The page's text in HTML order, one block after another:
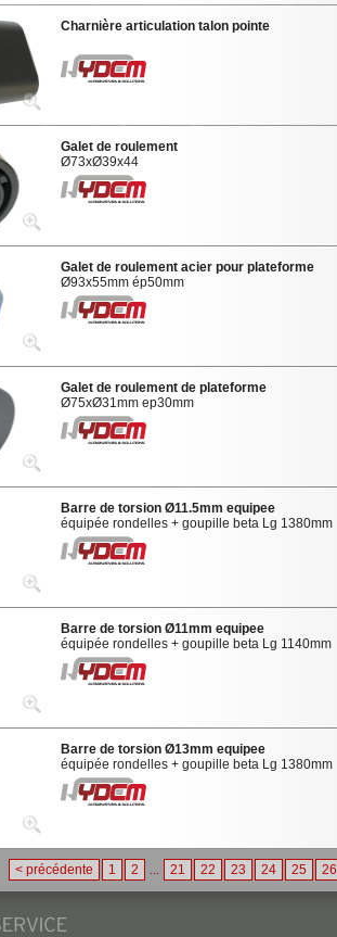
Charnière articulation talon pointe
Galet de roulement
Ø73xØ39x44
Galet de roulement acier pour plateforme
Ø93x55mm ép50mm
Galet de roulement de plateforme
Ø75xØ31mm ep30mm
Barre de torsion Ø11.5mm equipee
équipée rondelles + goupille beta Lg 1380mm
Barre de torsion Ø11mm equipee
équipée rondelles + goupille beta Lg 1140mm
Barre de torsion Ø13mm equipee
équipée rondelles + goupille beta Lg 1380mm
< précédente 1 2 21 22 23 24 25 26